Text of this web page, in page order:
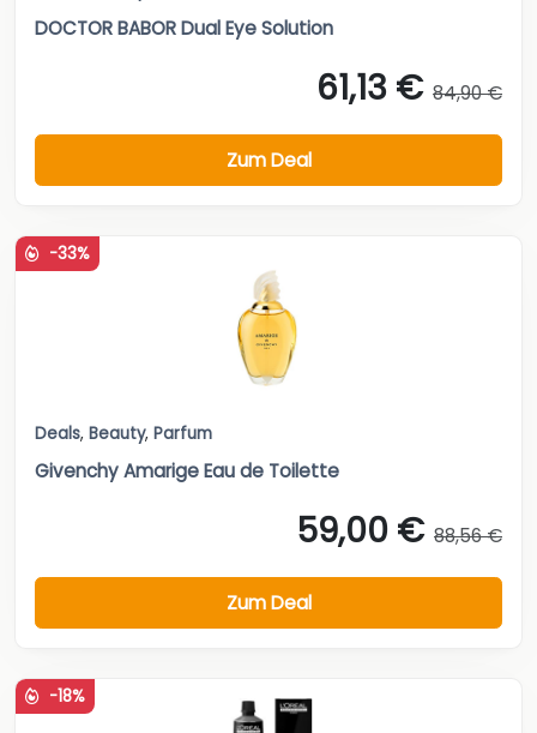
DOCTOR BABOR Dual Eye Solution
61,13 € 84,90 €
Zum Deal
-33%
Deals, Beauty, Parfum
Givenchy Amarige Eau de Toilette
59,00 € 88,56 €
Zum Deal
-18%